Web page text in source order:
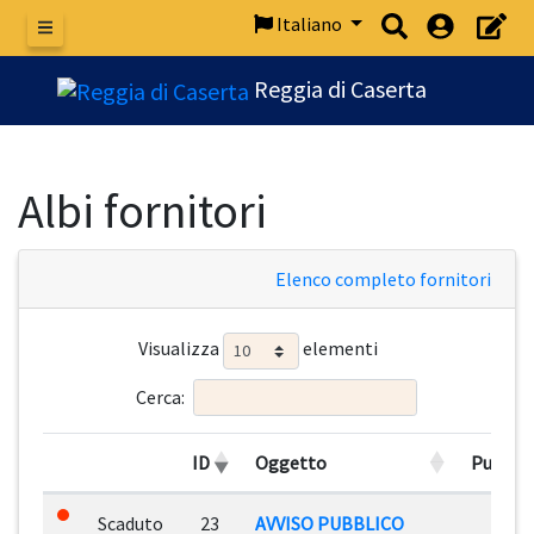
Menu
Italiano
Reggia di Caserta
Albi fornitori
Elenco completo fornitori
Visualizza elementi
Cerca:
ID Oggetto
Scaduto 23 AVVISO PUBBLICO